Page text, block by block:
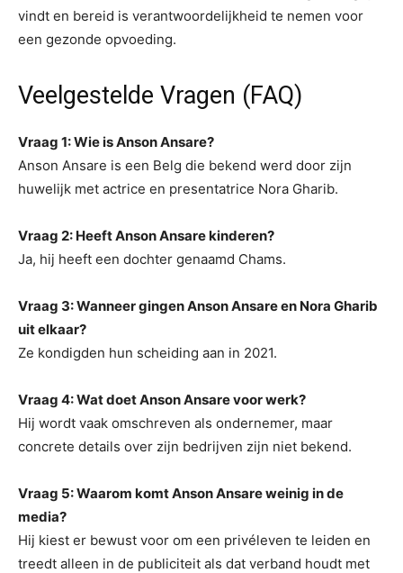
vindt en bereid is verantwoordelijkheid te nemen voor
een gezonde opvoeding.
Veelgestelde Vragen (FAQ)
Vraag 1: Wie is Anson Ansare?
Anson Ansare is een Belg die bekend werd door zijn
huwelijk met actrice en presentatrice Nora Gharib.
Vraag 2: Heeft Anson Ansare kinderen?
Ja, hij heeft een dochter genaamd Chams.
Vraag 3: Wanneer gingen Anson Ansare en Nora Gharib
uit elkaar?
Ze kondigden hun scheiding aan in 2021.
Vraag 4: Wat doet Anson Ansare voor werk?
Hij wordt vaak omschreven als ondernemer, maar
concrete details over zijn bedrijven zijn niet bekend.
Vraag 5: Waarom komt Anson Ansare weinig in de
media?
Hij kiest er bewust voor om een privéleven te leiden en
treedt alleen in de publiciteit als dat verband houdt met